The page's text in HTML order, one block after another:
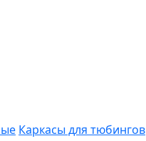
Каркасы для тюбингов